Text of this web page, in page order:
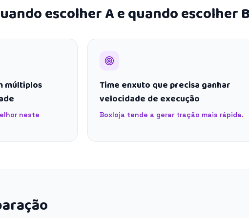
escolher A e quando escolher B
múltiplos
neste
Time enxuto que precisa ganhar
velocidade de execução
Boxloja tende a gerar tração mais rápida.